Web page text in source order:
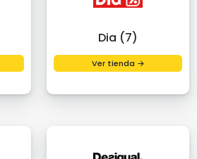
Dia (7)
Ver tienda →